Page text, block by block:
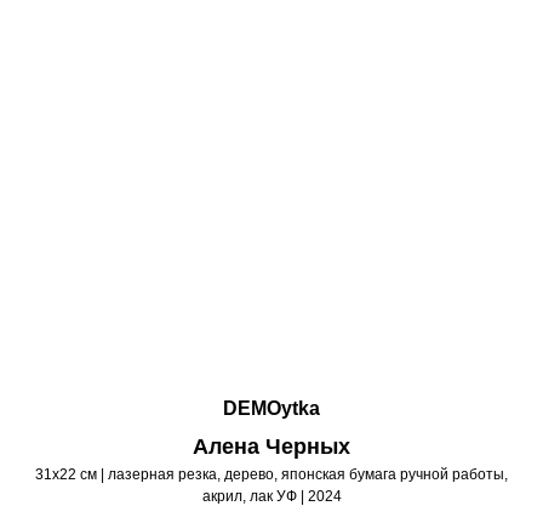
DEMOytka
Алена Черных
31х22 см | лазерная резка, дерево, японская бумага ручной работы,
акрил, лак УФ | 2024